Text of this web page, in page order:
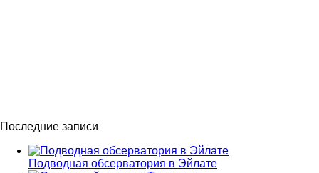
Последние записи
Подводная обсерватория в Эйлате